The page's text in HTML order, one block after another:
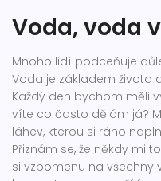
Voda, voda
Mnoho lidí podceňuje
Voda je základem života
Každý den bychom měli
víte co často dělám já?
láhev, kterou si ráno
Přiznám se, že někdy mi
si vzpomenu na všechny